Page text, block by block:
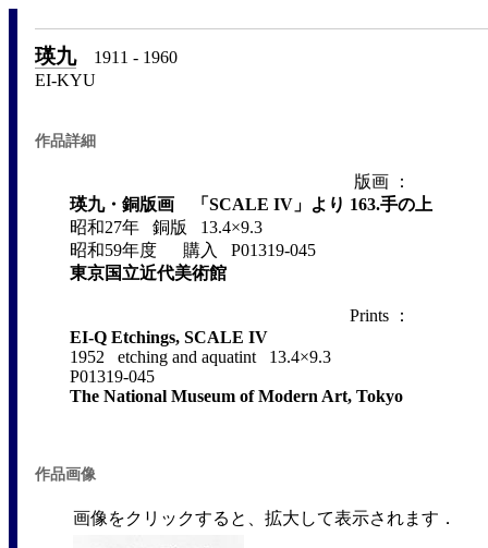
瑛九1911 - 1960
EI-KYU
作品詳細
版画 ：
瑛九・銅版画 「SCALE IV」より 163.手の上
昭和27年 銅版 13.4×9.3
昭和59年度 購入 P01319-045
東京国立近代美術館
Prints ：
EI-Q Etchings, SCALE IV
1952 etching and aquatint 13.4×9.3
P01319-045
The National Museum of Modern Art, Tokyo
作品画像
画像をクリックすると、拡大して表示されます．